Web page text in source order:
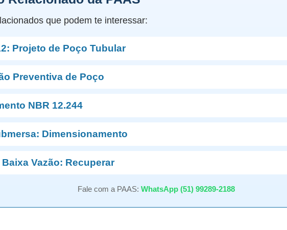
que podem te interessar:
Projeto de Poço Tubular
Preventiva de Poço
NBR 12.244
Dimensionamento
Vazão: Recuperar
Fale com a PAAS: WhatsApp (51) 99289-2188